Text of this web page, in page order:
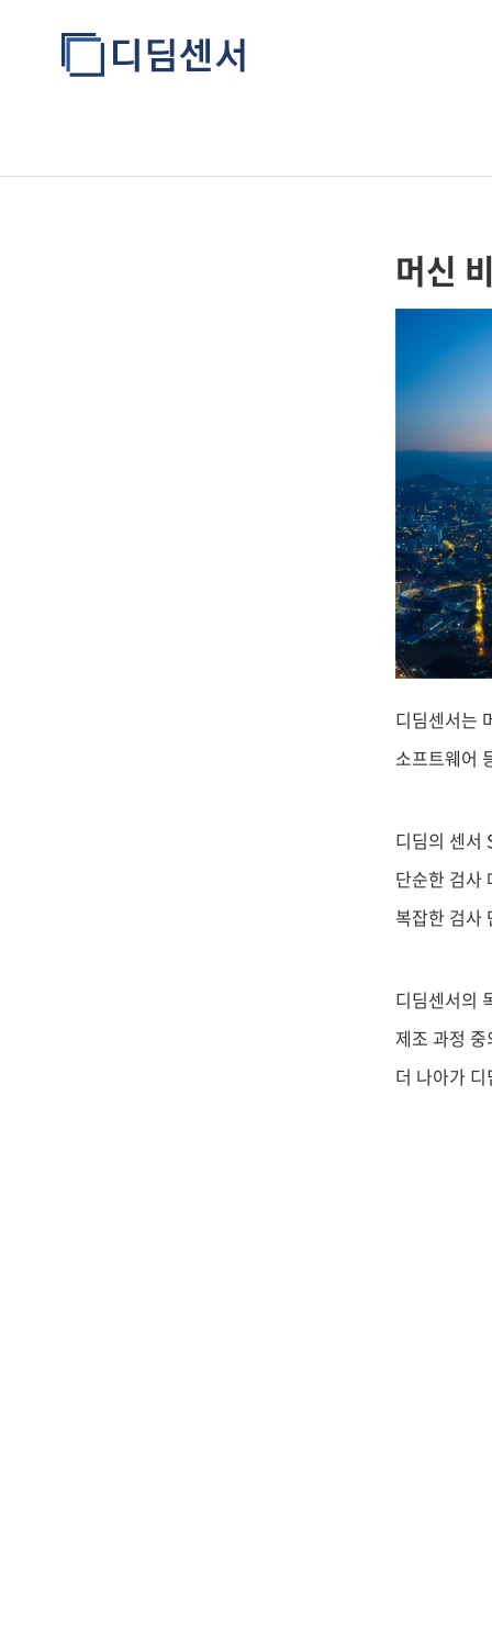
머신
디딤센서는
소프트웨어
디딤의 센서
단순한 검사
복잡한 검사
디딤센서의
제조 과정
더 나아가